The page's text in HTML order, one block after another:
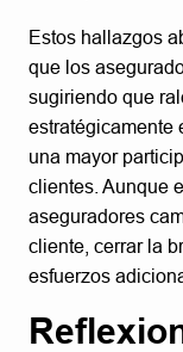
Estos hallazgos
que los
sugiriendo que
estratégicamente
una mayor
clientes. Aunque
aseguradores
cliente, cerrar la
esfuerzos